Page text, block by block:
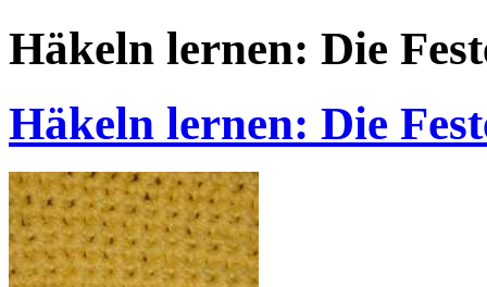
Häkeln lernen: Die
Häkeln lernen: Die